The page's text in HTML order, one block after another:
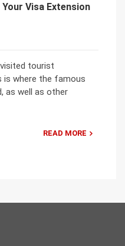
Visa Extension
tourist
is where the famous
as well as other
READ MORE